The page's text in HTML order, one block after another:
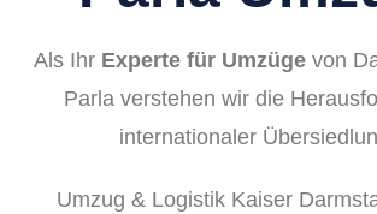
Als Ihr Experte für Umzüge von
Parla verstehen wir die
internationaler
Umzug & Logistik Kaiser